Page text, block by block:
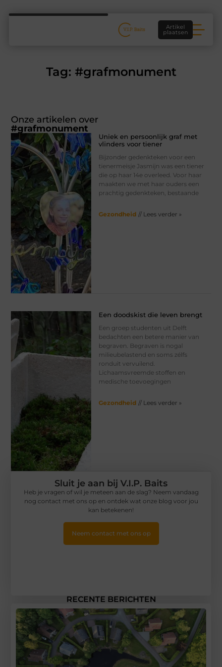
Artikel
plaatsen
Tag: #grafmonument
Onze artikelen over
#grafmonument
Uniek en persoonlijk graf met
vlinders voor tiener
Bijzonder gedenkteken voor een
tienermeisje Jasmijn was een tiener
die op haar 14e overleed. Voor haar
maakten we met haar ouders een
prachtig gedenkteken, bestaande
Gezondheid // Lees verder »
Een doodskist die leven brengt
Een groep studenten uit Delft
bedachten een betere manier van
begraven. Begraven is nogal
milieubelastend en soms zélfs
ronduit vervuilend.
Lichaamsvreemde stoffen en
medische toevoegingen
Gezondheid // Lees verder »
RECENTE BERICHTEN
Sluit je aan bij V.I.P. Baits
Heb je vragen of wil je meteen aan de slag? Neem vandaag
nog contact met ons op en ontdek wat onze blog voor jou
kan betekenen!
Neem contact met ons op